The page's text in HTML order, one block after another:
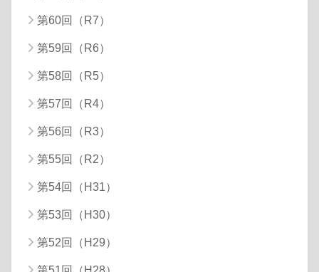
第60回（R7）
第59回（R6）
第58回（R5）
第57回（R4）
第56回（R3）
第55回（R2）
第54回（H31）
第53回（H30）
第52回（H29）